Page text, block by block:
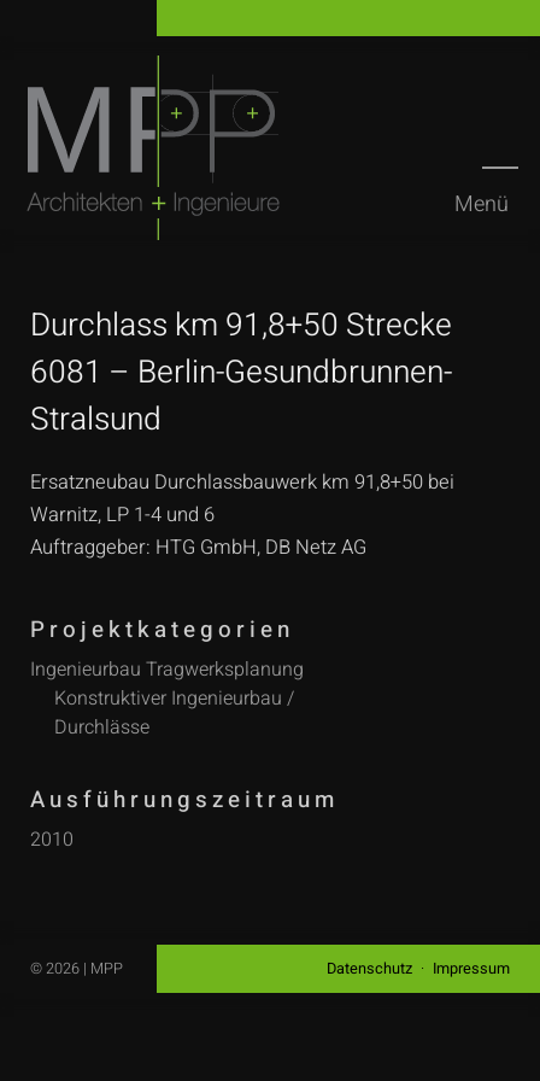
Menü
Durchlass km 91,8+50 Strecke
6081 – Berlin-Gesundbrunnen-
Stralsund
Ersatzneubau Durchlassbauwerk km 91,8+50 bei
Warnitz, LP 1-4 und 6
Auftraggeber: HTG GmbH, DB Netz AG
Projektkategorien
Ingenieurbau Tragwerksplanung
Konstruktiver Ingenieurbau /
Durchlässe
Ausführungszeitraum
2010
© 2026 | MPP Datenschutz Impressum